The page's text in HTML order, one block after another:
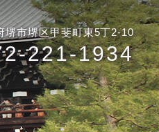
堺市堺区甲斐町東5丁2-10
221-1934